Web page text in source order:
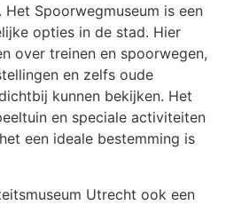
Spoorwegmuseum is een
opties in de stad. Hier
over treinen en spoorwegen,
en zelfs oude
kunnen bekijken. Het
en speciale activiteiten
een ideale bestemming is
Utrecht ook een